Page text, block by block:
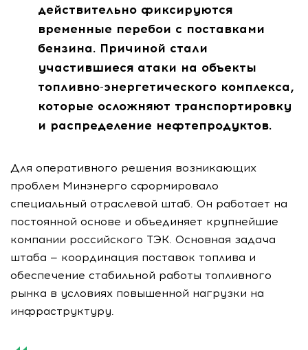
действительно фиксируются
временные перебои с поставками
бензина. Причиной стали
участившиеся атаки на объекты
топливно-энергетического комплекса,
которые осложняют транспортировку
и распределение нефтепродуктов.
Для оперативного решения возникающих
проблем Минэнерго сформировало
специальный отраслевой штаб. Он работает на
постоянной основе и объединяет крупнейшие
компании российского ТЭК. Основная задача
штаба — координация поставок топлива и
обеспечение стабильной работы топливного
рынка в условиях повышенной нагрузки на
инфраструктуру.